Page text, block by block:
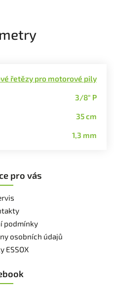
řetězy pro motorové pily
3/8" P
35 cm
1,3 mm
pro vás
podmínky
osobních údajů
ESSOX